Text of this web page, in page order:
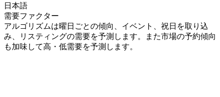
日本語
需要ファクター
アルゴリズムは曜日ごとの傾向、イベント、祝日を取り込
み、リスティングの需要を予測します。また市場の予約傾向
も加味して高・低需要を予測します。